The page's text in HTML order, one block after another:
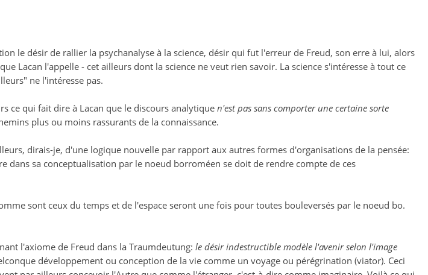
le désir de rallier la psychanalyse à la science, désir qui fut l'erreur de Freud, son erre à lui, alors
Lacan l'appelle - cet ailleurs dont la science ne veut rien savoir. La science s'intéresse à tout ce
ne l'intéresse pas.
ce qui fait dire à Lacan que le discours analytiquen'est pas sans comporter une certaine sorte
plus ou moins rassurants de la connaissance.
dirais-je, d'une logique nouvelle par rapport aux autres formes d'organisations de la pensée:
dans sa conceptualisation par le noeud borroméen se doit de rendre compte de ces
sont ceux du temps et de l'espace seront une fois pour toutes bouleversés par le noeud bo.
l'axiome de Freud dans la Traumdeutung:le désir indestructible modèle l'avenir selon l'image
développement ou conception de la vie comme un voyage ou pérégrination (viator). Ceci